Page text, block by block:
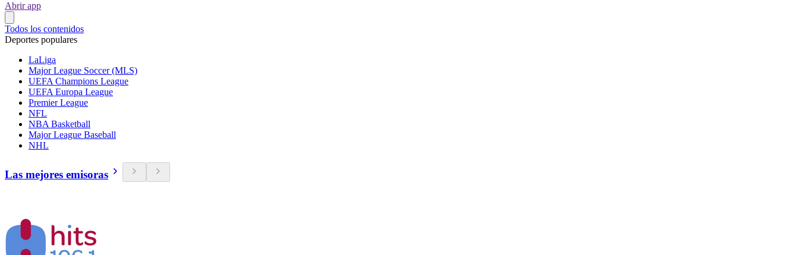
Abrir app
Todos los contenidos
Deportes populares
LaLiga
Major League Soccer (MLS)
UEFA Champions League
UEFA Europa League
Premier League
NFL
NBA Basketball
Major League Baseball
NHL
Las mejores emisoras